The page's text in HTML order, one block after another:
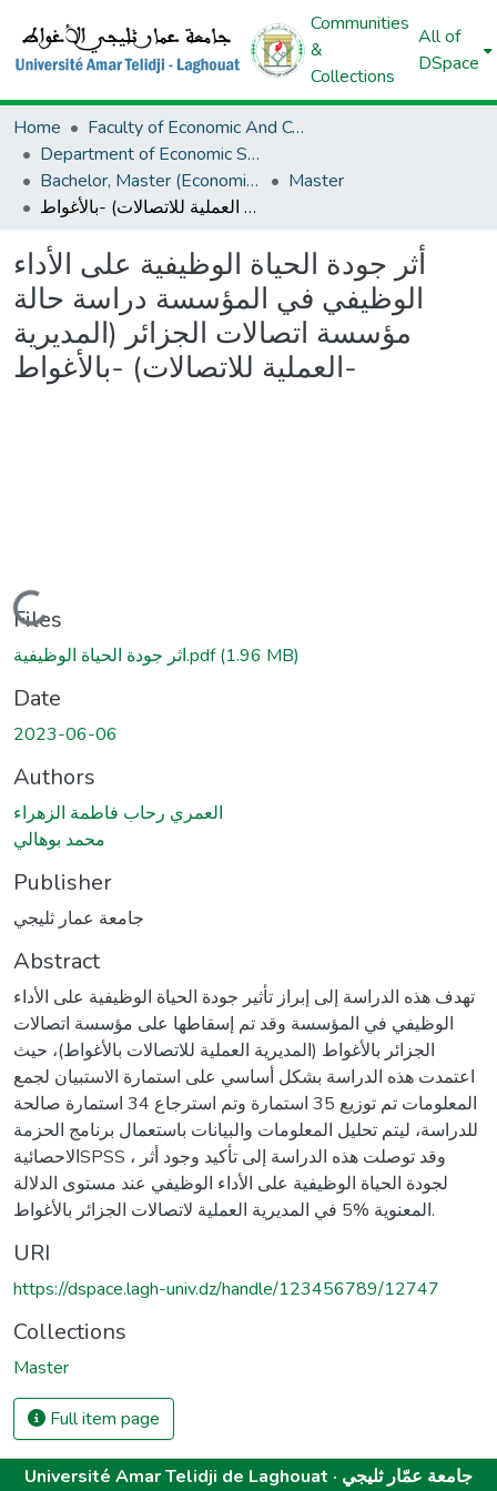
Communities
&
Collections
All of
DSpace
Home
Faculty of Economic And Commercial Sciences And Management Sciences
Department of Economic Sciences
Bachelor, Master (Economic Sciences)
Master
أثر جودة الحياة الوظيفية على الأداء الوظيفي في المؤسسة دراسة حالة مؤسسة اتصالات الجزائر (المديرية العملية للاتصالات) -بالأغواط-
أثر جودة الحياة الوظيفية على الأداء
الوظيفي في المؤسسة دراسة حالة
مؤسسة اتصالات الجزائر (المديرية
العملية للاتصالات) -بالأغواط-
Loading...
Files
اثر جودة الحياة الوظيفية.pdf(1.96 MB)
Date
2023-06-06
Authors
العمري رحاب فاطمة الزهراء
محمد بوهالي
Publisher
جامعة عمار ثليجي
Abstract
تهدف هذه الدراسة إلى إبراز تأثير جودة الحياة الوظيفية على الأداء
الوظيفي في المؤسسة وقد تم إسقاطها على مؤسسة اتصالات
الجزائر بالأغواط (المديرية العملية للاتصالات بالأغواط)، حيث
اعتمدت هذه الدراسة بشكل أساسي على استمارة الاستبيان لجمع
المعلومات تم توزيع 35 استمارة وتم استرجاع 34 استمارة صالحة
للدراسة، ليتم تحليل المعلومات والبيانات باستعمال برنامج الحزمة
الاحصائيةSPSS ، وقد توصلت هذه الدراسة إلى تأكيد وجود أثر
لجودة الحياة الوظيفية على الأداء الوظيفي عند مستوى الدلالة
المعنوية %5 في المديرية العملية لاتصالات الجزائر بالأغواط.
URI
https://dspace.lagh-univ.dz/handle/123456789/12747
Collections
Master
Full item page
Université Amar Telidji de Laghouat · جامعة عمّار ثليجي